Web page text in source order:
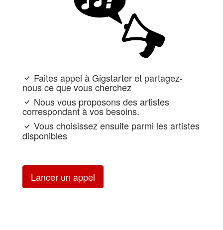
Faites appel à Gigstarter et partagez-
nous ce que vous cherchez
Nous vous proposons des artistes
correspondant à vos besoins.
Vous choisissez ensuite parmi les artistes
disponibles
Lancer un appel